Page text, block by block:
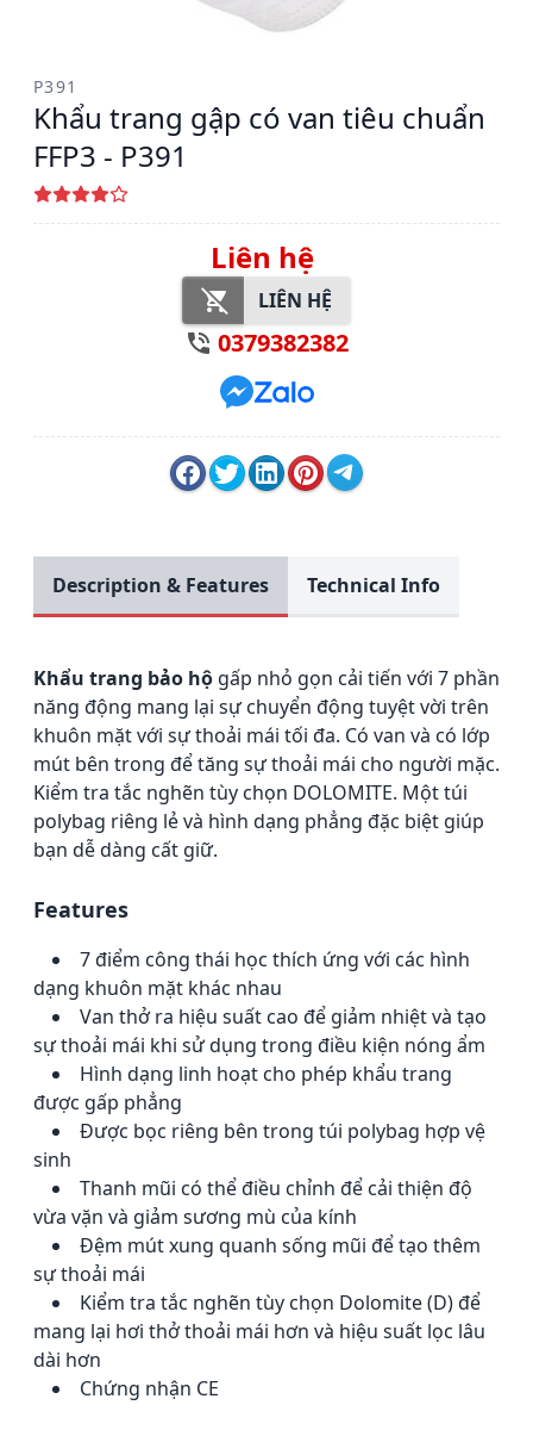
P391
Khẩu trang gập có van tiêu chuẩn
FFP3 - P391
Liên hệ
LIÊN HỆ
0379382382
Description & Features Technical Info
Khẩu trang bảo hộ gấp nhỏ gọn cải tiến với 7 phần
năng động mang lại sự chuyển động tuyệt vời trên
khuôn mặt với sự thoải mái tối đa. Có van và có lớp
mút bên trong để tăng sự thoải mái cho người mặc.
Kiểm tra tắc nghẽn tùy chọn DOLOMITE. Một túi
polybag riêng lẻ và hình dạng phẳng đặc biệt giúp
bạn dễ dàng cất giữ.
Features
7 điểm công thái học thích ứng với các hình
dạng khuôn mặt khác nhau
Van thở ra hiệu suất cao để giảm nhiệt và tạo
sự thoải mái khi sử dụng trong điều kiện nóng ẩm
Hình dạng linh hoạt cho phép khẩu trang
được gấp phẳng
Được bọc riêng bên trong túi polybag hợp vệ
sinh
Thanh mũi có thể điều chỉnh để cải thiện độ
vừa vặn và giảm sương mù của kính
Đệm mút xung quanh sống mũi để tạo thêm
sự thoải mái
Kiểm tra tắc nghẽn tùy chọn Dolomite (D) để
mang lại hơi thở thoải mái hơn và hiệu suất lọc lâu
dài hơn
Chứng nhận CE